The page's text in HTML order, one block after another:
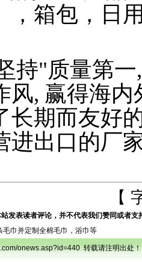
，箱包，日
"质量第一,
风, 赢得海
长期而友好
进出口的厂
【
发表读者评论，并不代表我们赞同或者
毛巾并定制全棉毛巾，浴巾等
onews.asp?id=440 转载请注明出处！